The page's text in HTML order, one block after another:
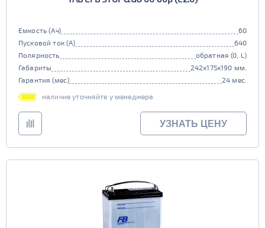
Емкость (Ач)
60
Пусковой ток (А)
640
Полярность
обратная (0, L)
Габариты
242x175x190 мм.
Гарантия (мес)
24 мес.
наличие уточняйте у менеджера
УЗНАТЬ ЦЕНУ